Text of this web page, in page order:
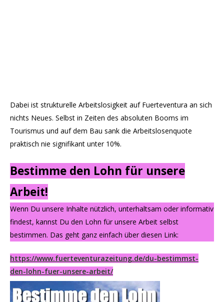
Dabei ist strukturelle Arbeitslosigkeit auf Fuerteventura an sich
nichts Neues. Selbst in Zeiten des absoluten Booms im
Tourismus und auf dem Bau sank die Arbeitslosenquote
praktisch nie signifikant unter 10%.
Bestimme den Lohn für unsere
Arbeit!
Wenn Du unsere Inhalte nützlich, unterhaltsam oder informativ
findest, kannst Du den Lohn für unsere Arbeit selbst
bestimmen. Das geht ganz einfach über diesen Link:
https://www.fuerteventurazeitung.de/du-bestimmst-
den-lohn-fuer-unsere-arbeit/